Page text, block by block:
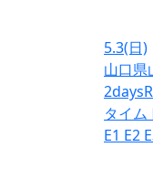
5.3(日)
山口県
タイム
E1 E2